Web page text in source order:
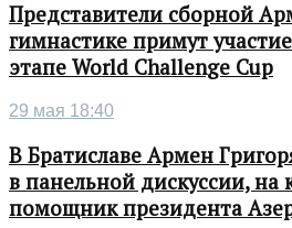
Представители сборной
гимнастике примут
этапе World Challenge Cup
29 мая 18:40
В Братиславе Армен
в панельной дискуссии, на
помощник президента